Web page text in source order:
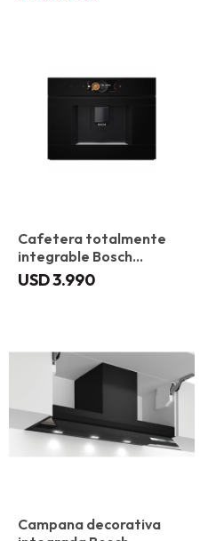
Cafetera totalmente
integrable Bosch
CTL7181B0
USD3.990
Campana decorativa